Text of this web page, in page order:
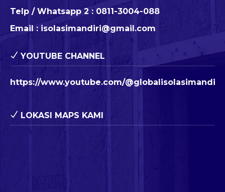
Telp / Whatsapp 2 : 0811-3004-088
Email : isolasimandiri@gmail.com
YOUTUBE CHANNEL
https://www.youtube.com/@globalisolasimandiri
LOKASI MAPS KAMI